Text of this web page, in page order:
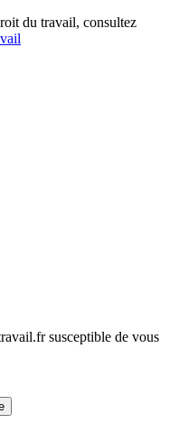
du travail, consultez
susceptible de vous